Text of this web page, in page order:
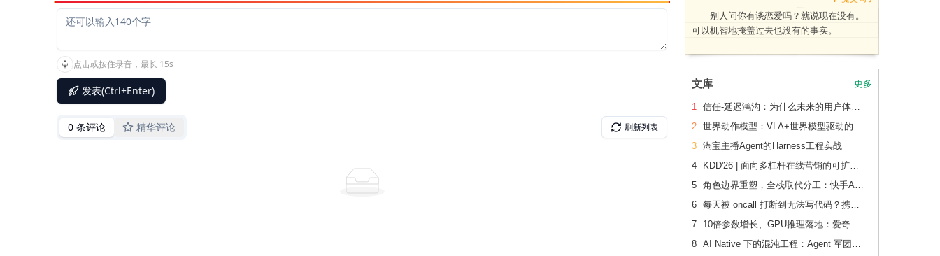
别人问你有谈恋爱吗？就说现在没有。
可以机智地掩盖过去也没有的事实。
文库 更多
1
信任-延迟鸿沟：为什么未来的用户体验会刻意变慢
2
世界动作模型：VLA+世界模型驱动的Physical AI 后训练范式跃迁
3 淘宝主播Agent的Harness工程实战
4
KDD'26 | 面向多杠杆在线营销的可扩展、可追踪联合 增量建模
5
角色边界重塑，全栈取代分工：快手AI生产力体系成形
6
每天被 oncall 打断到无法写代码？携程机票前端用这套方法把重复问题解决了2/3
7
10倍参数增长、GPU推理落地：爱奇艺广告CVR模型的升级之路
8
AI Native 下的混沌工程：Agent 军团如何重新定义系统韧性验证